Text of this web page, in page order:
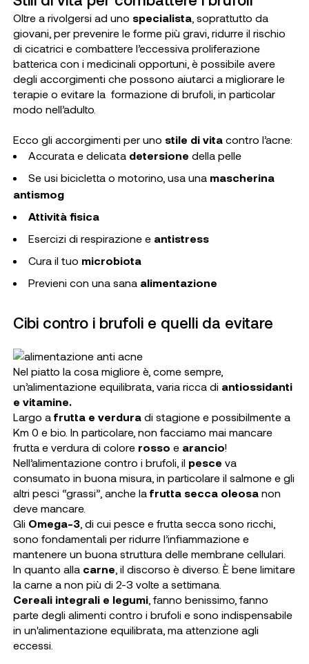
Oltre a rivolgersi ad uno specialista, soprattutto da
giovani, per prevenire le forme più gravi, ridurre il rischio
di cicatrici e combattere l’eccessiva proliferazione
batterica con i medicinali opportuni, è possibile avere
degli accorgimenti che possono aiutarci a migliorare le
terapie o evitare la formazione di brufoli, in particolar
modo nell’adulto.
Ecco gli accorgimenti per uno stile di vita contro l’acne:
Accurata e delicata detersione della pelle
Se usi bicicletta o motorino, usa una mascherina
antismog
Attività fisica
Esercizi di respirazione e antistress
Cura il tuo microbiota
Previeni con una sana alimentazione
Cibi contro i brufoli e quelli da evitare
Nel piatto la cosa migliore è, come sempre,
un’alimentazione equilibrata, varia ricca di antiossidanti
e vitamine.
Largo a frutta e verduradi stagione e possibilmente a
Km 0 e bio. In particolare, non facciamo mai mancare
frutta e verdura di colore rosso e arancio!
Nell’alimentazione contro i brufoli, il pesce va
consumato in buona misura, in particolare il salmone e gli
altri pesci “grassi”, anche la frutta secca oleosanon
deve mancare.
Gli Omega-3, di cui pesce e frutta secca sono ricchi,
sono fondamentali per ridurre l’infiammazione e
mantenere un buona struttura delle membrane cellulari.
In quanto alla carne , il discorso è diverso. È bene limitare
la carne a non più di 2-3 volte a settimana.
Cereali integrali e legumi, fanno benissimo, fanno
parte degli alimenti contro i brufoli e sono indispensabile
in un'alimentazione equilibrata, ma attenzione agli
eccessi.